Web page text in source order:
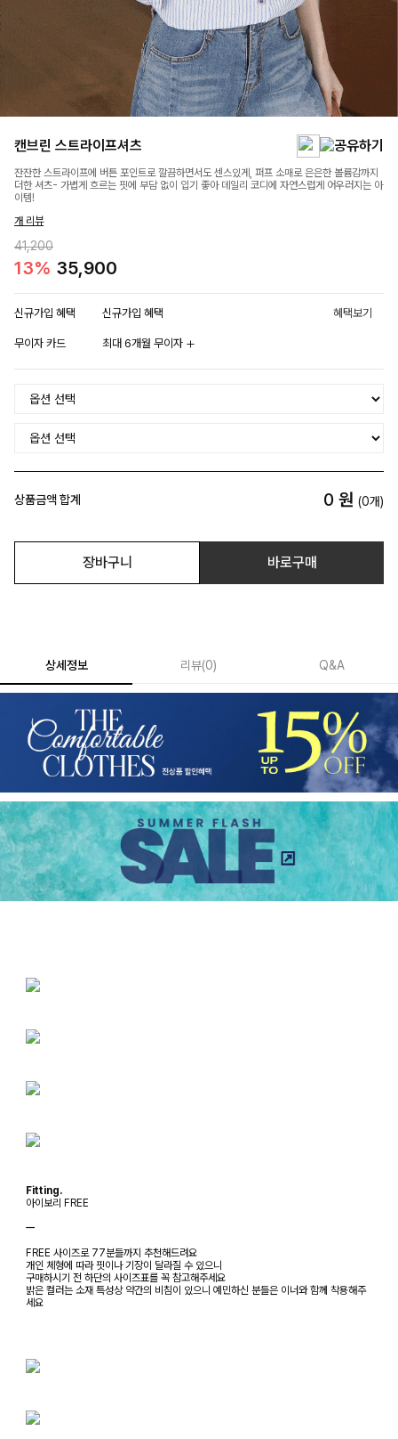
캔브린 스트라이프셔츠
잔잔한 스트라이프에 버튼 포인트로 깔끔하면서도 센스있게, 퍼프 소매로 은은한 볼륨감까지
더한 셔츠- 가볍게 흐르는 핏에 부담 없이 입기 좋아 데일리 코디에 자연스럽게 어우러지는 아
이템!
개 리뷰
41,200
13% 35,900
신규가입 혜택 신규가입 혜택 혜택보기
무이자 카드 최대 6개월 무이자
상품금액 합계 0 원 (0개)
장바구니 바로구매
상세정보 리뷰(0) Q&A
Fitting.
아이보리 FREE
ㅡ
FREE 사이즈로 77분들까지 추천해드려요
개인 체형에 따라 핏이나 기장이 달라질 수 있으니
구매하시기 전 하단의 사이즈표를 꼭 참고해주세요
밝은 컬러는 소재 특성상 약간의 비침이 있으니 예민하신 분들은 이너와 함께 착용해주
세요